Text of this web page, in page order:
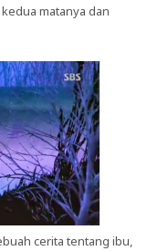
matanya dan
cerita tentang ibu,